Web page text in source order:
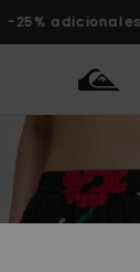
-25%
Hombre
Snow
Hombre
Hombre
Envio